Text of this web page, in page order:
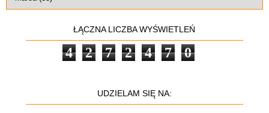
ŁĄCZNA LICZBA WYŚWIETLEŃ
4 2 7 2 4 7 0
UDZIELAM SIĘ NA: